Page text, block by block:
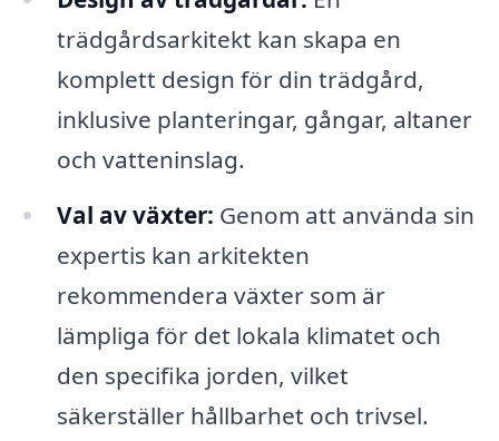
trädgårdsarkitekt kan skapa en
komplett design för din trädgård,
inklusive planteringar, gångar, altaner
och vatteninslag.
Val av växter: Genom att använda sin
expertis kan arkitekten
rekommendera växter som är
lämpliga för det lokala klimatet och
den specifika jorden, vilket
säkerställer hållbarhet och trivsel.